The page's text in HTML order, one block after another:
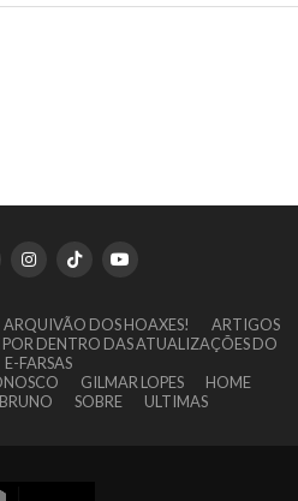
ARQUIVÃO DOS HOAXES!
ARTIGOS
POR DENTRO DAS ATUALIZAÇÕES DO
E-FARSAS
GILMAR LOPES
HOME
SOBRE ULTIMAS